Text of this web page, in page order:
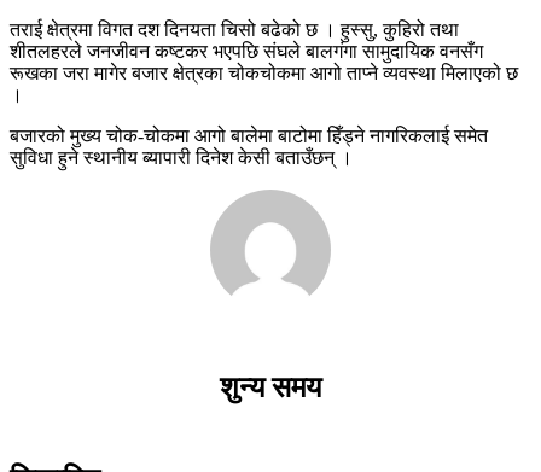
तराई क्षेत्रमा विगत दश दिनयता चिसो बढेको छ । हुस्सु, कुहिरो तथा
शीतलहरले जनजीवन कष्टकर भएपछि संघले बालगंगा सामुदायिक वनसँग
रूखका जरा मागेर बजार क्षेत्रका चोकचोकमा आगो ताप्ने व्यवस्था मिलाएको छ
।
बजारको मुख्य चोक-चोकमा आगो बालेमा बाटोमा हिँड्ने नागरिकलाई समेत
सुविधा हुने स्थानीय ब्यापारी दिनेश केसी बताउँछन् ।
शुन्य समय